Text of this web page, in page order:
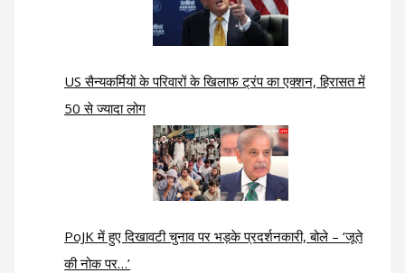
US सैन्यकर्मियों के परिवारों के खिलाफ ट्रंप का एक्शन, हिरासत में
50 से ज्यादा लोग
PoJK में हुए दिखावटी चुनाव पर भड़के प्रदर्शनकारी, बोले – ‘जूते
की नोक पर…’